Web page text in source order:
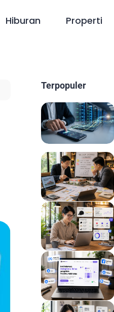
Hiburan Properti
Terpopuler